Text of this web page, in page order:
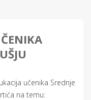
učenika Srednje
na temu: